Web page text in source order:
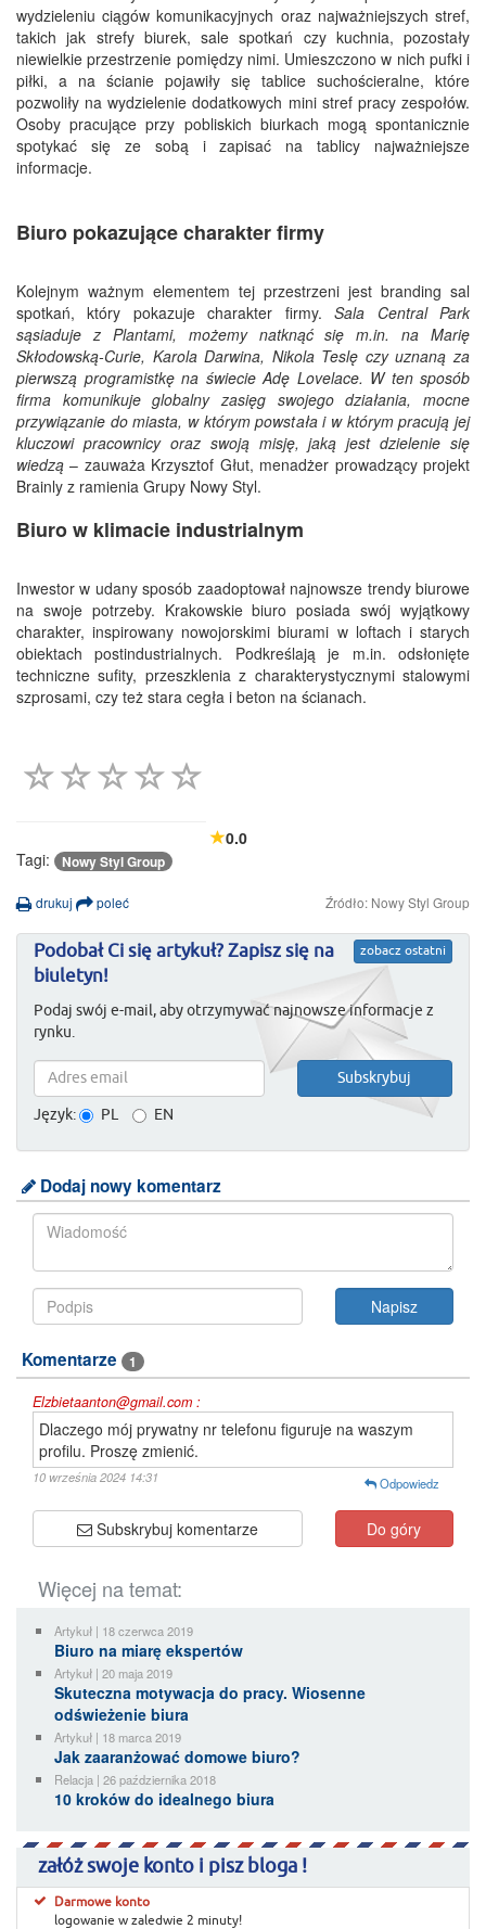
wydzieleniu ciągów komunikacyjnych oraz najważniejszych stref,
takich jak strefy biurek, sale spotkań czy kuchnia, pozostały
niewielkie przestrzenie pomiędzy nimi. Umieszczono w nich pufki i
piłki, a na ścianie pojawiły się tablice suchościeralne, które
pozwoliły na wydzielenie dodatkowych mini stref pracy zespołów.
Osoby pracujące przy pobliskich biurkach mogą spontanicznie
spotykać się ze sobą i zapisać na tablicy najważniejsze
informacje.
Biuro pokazujące charakter firmy
Kolejnym ważnym elementem tej przestrzeni jest branding sal
spotkań, który pokazuje charakter firmy.Sala Central Park
sąsiaduje z Plantami, możemy natknąć się m.in. na Marię
Skłodowską-Curie, Karola Darwina, Nikola Teslę czy uznaną za
pierwszą programistkę na świecie Adę Lovelace. W ten sposób
firma komunikuje globalny zasięg swojego działania, mocne
przywiązanie do miasta, w którym powstała i w którym pracują jej
kluczowi pracownicy oraz swoją misję, jaką jest dzielenie się
wiedzą – zauważa Krzysztof Głut, menadżer prowadzący projekt
Brainly z ramienia Grupy Nowy Styl.
Biuro w klimacie industrialnym
Inwestor w udany sposób zaadoptował najnowsze trendy biurowe
na swoje potrzeby. Krakowskie biuro posiada swój wyjątkowy
charakter, inspirowany nowojorskimi biurami w loftach i starych
obiektach postindustrialnych. Podkreślają je m.in. odsłonięte
techniczne sufity, przeszklenia z charakterystycznymi stalowymi
szprosami, czy też stara cegła i beton na ścianach.
0.0
Tagi:
Nowy Styl Group
drukuj poleć Źródło: Nowy Styl Group
zobacz ostatni
Podobał Ci się artykuł? Zapisz się na
biuletyn!
Podaj swój e-mail, aby otrzymywać najnowsze informacje z
rynku.
Język: PL EN
Dodaj nowy komentarz
Komentarze 1
Elzbietaanton@gmail.com :
Dlaczego mój prywatny nr telefonu figuruje na waszym
profilu. Proszę zmienić.
10 września 2024 14:31 Odpowiedz
Subskrybuj komentarze Do góry
Więcej na temat:
Artykuł | 18 czerwca 2019
Biuro na miarę ekspertów
Artykuł | 20 maja 2019
Skuteczna motywacja do pracy. Wiosenne
odświeżenie biura
Artykuł | 18 marca 2019
Jak zaaranżować domowe biuro?
Relacja | 26 października 2018
10 kroków do idealnego biura
załóż swoje konto i pisz bloga !
Darmowe konto
logowanie w zaledwie 2 minuty!